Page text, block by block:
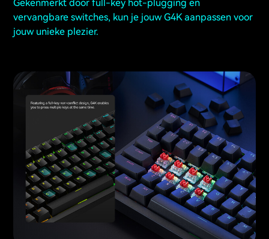
Gekenmerkt door full-key hot-plugging en
vervangbare switches, kun je jouw G4K aanpassen voor
jouw unieke plezier.